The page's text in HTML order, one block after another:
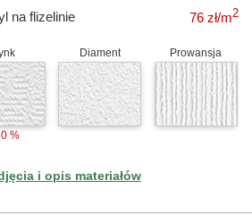
na flizelinie 76 zł/m2
%
Diament Prowansja
i opis materiałów